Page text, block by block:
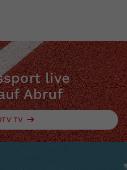
live
Abruf
TV